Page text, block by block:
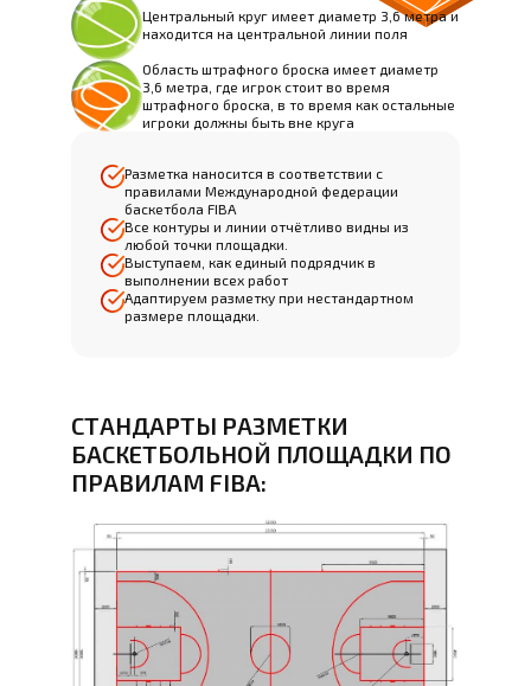
Центральный круг имеет диаметр 3,6 метра и
находится на центральной линии поля
Область штрафного броска имеет диаметр
3,6 метра, где игрок стоит во время
штрафного броска, в то время как остальные
игроки должны быть вне круга
Разметка наносится в соответствии с
правилами Международной федерации
баскетбола FIBA
Все контуры и линии отчётливо видны из
любой точки площадки.
Выступаем, как единый подрядчик в
выполнении всех работ
Адаптируем разметку при нестандартном
размере площадки.
СТАНДАРТЫ РАЗМЕТКИ
БАСКЕТБОЛЬНОЙ ПЛОЩАДКИ ПО
ПРАВИЛАМ FIBA: